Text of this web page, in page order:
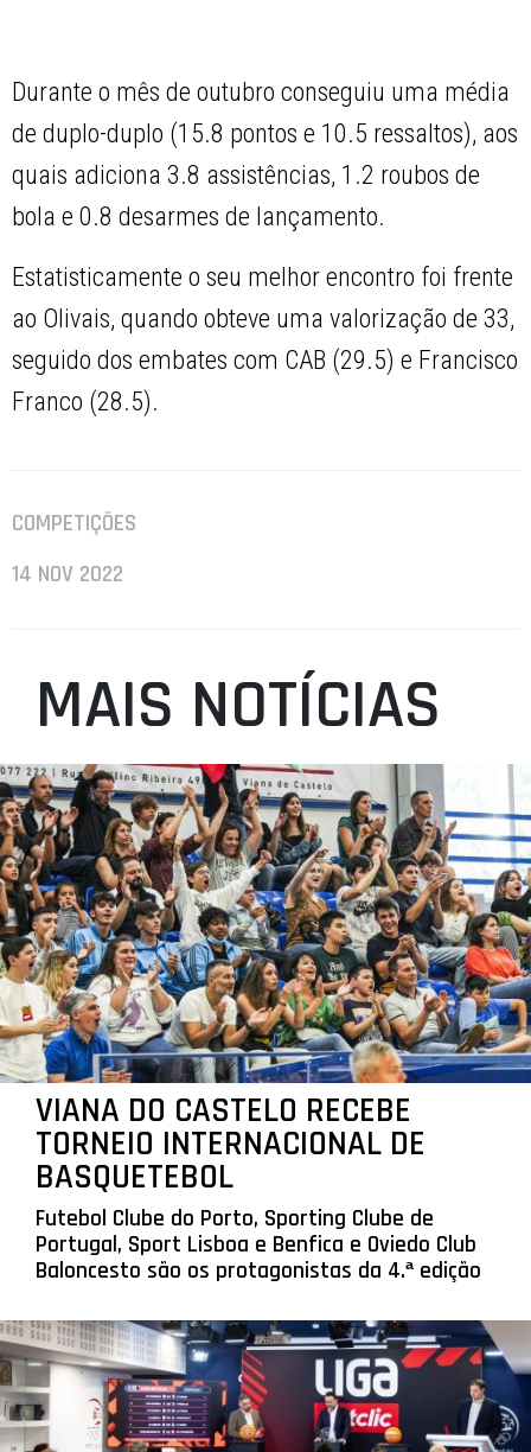
Durante o mês de outubro conseguiu uma média
de duplo-duplo (15.8 pontos e 10.5 ressaltos), aos
quais adiciona 3.8 assistências, 1.2 roubos de
bola e 0.8 desarmes de lançamento.
Estatisticamente o seu melhor encontro foi frente
ao Olivais, quando obteve uma valorização de 33,
seguido dos embates com CAB (29.5) e Francisco
Franco (28.5).
COMPETIÇÕES
14 NOV 2022
MAIS NOTÍCIAS
VIANA DO CASTELO RECEBE
TORNEIO INTERNACIONAL DE
BASQUETEBOL
Futebol Clube do Porto, Sporting Clube de
Portugal, Sport Lisboa e Benfica e Oviedo Club
Baloncesto são os protagonistas da 4.ª edição